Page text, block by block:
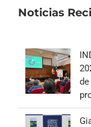
Noticias